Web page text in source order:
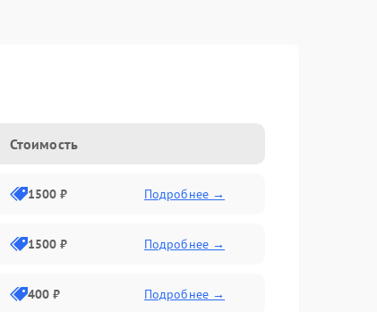
Стоимость
1500 ₽ Подробнее →
1500 ₽ Подробнее →
400 ₽ Подробнее →